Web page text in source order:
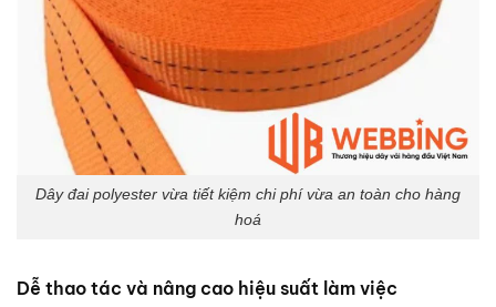
Dây đai polyester vừa tiết kiệm chi phí vừa an toàn cho hàng
hoá
Dễ thao tác và nâng cao hiệu suất làm việc